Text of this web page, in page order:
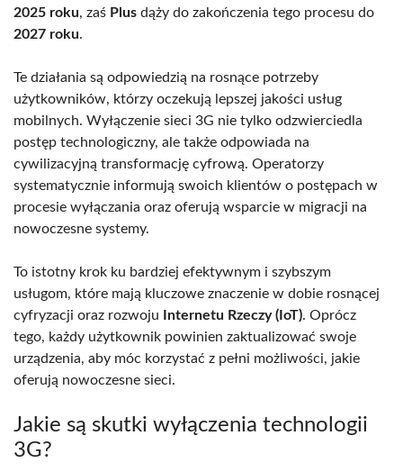
2025 roku, zaś Plus dąży do zakończenia tego procesu do
2027 roku.
Te działania są odpowiedzią na rosnące potrzeby
użytkowników, którzy oczekują lepszej jakości usług
mobilnych. Wyłączenie sieci 3G nie tylko odzwierciedla
postęp technologiczny, ale także odpowiada na
cywilizacyjną transformację cyfrową. Operatorzy
systematycznie informują swoich klientów o postępach w
procesie wyłączania oraz oferują wsparcie w migracji na
nowoczesne systemy.
To istotny krok ku bardziej efektywnym i szybszym
usługom, które mają kluczowe znaczenie w dobie rosnącej
cyfryzacji oraz rozwoju
Internetu Rzeczy (IoT). Oprócz
tego, każdy użytkownik powinien zaktualizować swoje
urządzenia, aby móc korzystać z pełni możliwości, jakie
oferują nowoczesne sieci.
Jakie są skutki wyłączenia technologii
3G?